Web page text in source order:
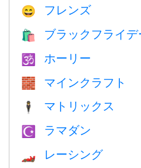
😄 フレンズ
🛍 ブラックフライデ
🕉 ホーリー
🧱 マインクラフト
🕴️ マトリックス
☪️ ラマダン
🏎 レーシング